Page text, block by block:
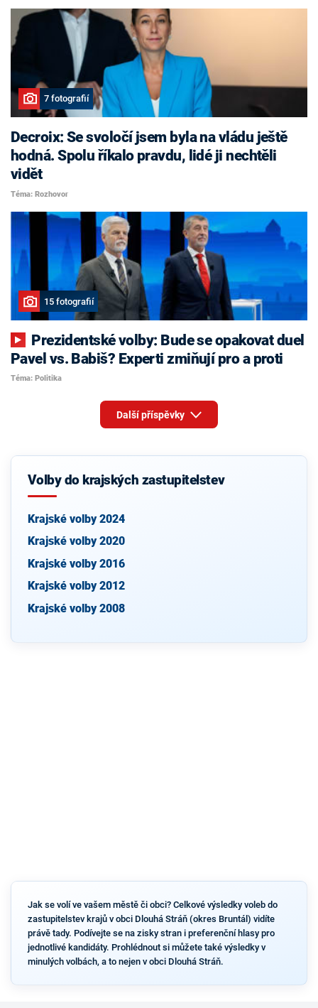
7 fotografií
Decroix: Se svoločí jsem byla na vládu ještě
hodná. Spolu říkalo pravdu, lidé ji nechtěli
vidět
Téma: Rozhovor
15 fotografií
Pavel vs. Babiš? Experti zmiňují pro a proti
Téma: Politika
Další příspěvky
Volby do krajských zastupitelstev
Krajské volby 2024
Krajské volby 2020
Krajské volby 2016
Krajské volby 2012
Krajské volby 2008
Jak se volí ve vašem městě či obci? Celkové výsledky voleb do
zastupitelstev krajů v obci Dlouhá Stráň (okres Bruntál) vidíte
právě tady. Podívejte se na zisky stran i preferenční hlasy pro
jednotlivé kandidáty. Prohlédnout si můžete také výsledky v
minulých volbách, a to nejen v obci Dlouhá Stráň.